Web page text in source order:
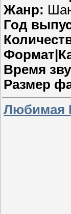
Жанр:
Год
Время
Размер
Любимая